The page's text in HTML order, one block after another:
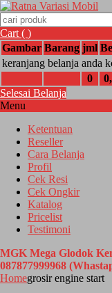
Cart ( )
Gambar Barang jml
keranjang belanja anda
0
Selesai Belanja
Menu
Ketentuan
Reseller
Cara Belanja
Profil
Cek Resi
Cek Ongkir
Katalog
Pricelist
Testimoni
MGK Mega Glodok
087877999968
Homegrosir engine start